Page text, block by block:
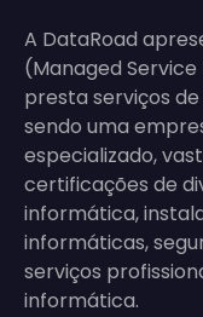
A DataRoad
(Managed
presta serviços
sendo uma
especializado,
certificações de
informática,
informáticas,
serviços
informática.